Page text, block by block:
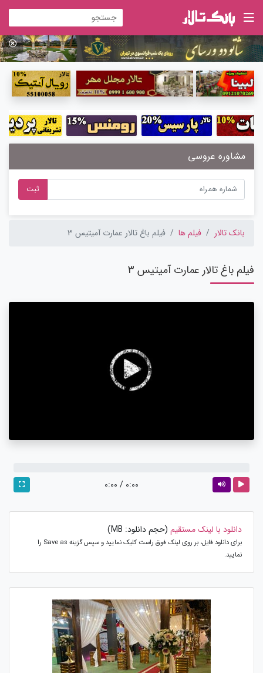
مشاوره عروسی
ثبت
بانک تالار فیلم ها فیلم باغ تالار عمارت آمیتیس 3
فیلم باغ تالار عمارت آمیتیس 3
0:00
/
0:00
دانلود با لینک مستقیم (حجم دانلود: MB)
برای دانلود فایل، بر روی لینک فوق راست کلیک نمایید و سپس گزینه Save as را
نمایید.